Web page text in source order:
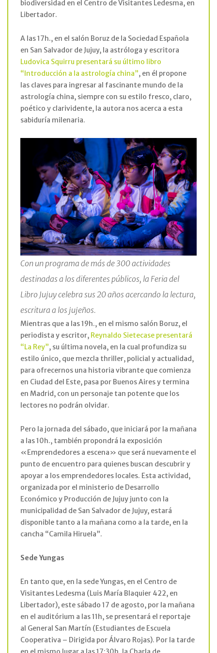
biodiversidad en el Centro de Visitantes Ledesma, en
Libertador.
A las 17h., en el salón Boruz de la Sociedad Española
en San Salvador de Jujuy, la astróloga y escritora
Ludovica Squirru presentará su último libro
“Introducción a la astrología china”, en él propone
las claves para ingresar al fascinante mundo de la
astrología china, siempre con su estilo fresco, claro,
poético y clarividente, la autora nos acerca a esta
sabiduría milenaria.
Con un programa de más de 300 actividades
destinadas a los diferentes públicos, la Feria del
Libro Jujuy celebra sus 20 años acercando la lectura,
escritura a los jujeños.
Mientras que a las 19h., en el mismo salón Boruz, el
periodista y escritor, Reynaldo Sietecase presentará
“La Rey”, su última novela, en la cual profundiza su
estilo único, que mezcla thriller, policial y actualidad,
para ofrecernos una historia vibrante que comienza
en Ciudad del Este, pasa por Buenos Aires y termina
en Madrid, con un personaje tan potente que los
lectores no podrán olvidar.
Pero la jornada del sábado, que iniciará por la mañana
a las 10h., también propondrá la exposición
«Emprendedores a escena» que será nuevamente el
punto de encuentro para quienes buscan descubrir y
apoyar a los emprendedores locales. Esta actividad,
organizada por el ministerio de Desarrollo
Económico y Producción de Jujuy junto con la
municipalidad de San Salvador de Jujuy, estará
disponible tanto a la mañana como a la tarde, en la
cancha “Camila Hiruela”.
Sede Yungas
En tanto que, en la sede Yungas, en el Centro de
Visitantes Ledesma (Luis María Blaquier 422, en
Libertador), este sábado 17 de agosto, por la mañana
en el auditórium a las 11h, se presentará el reportaje
al General San Martín (Estudiantes de Escuela
Cooperativa – Dirigida por Álvaro Rojas). Por la tarde